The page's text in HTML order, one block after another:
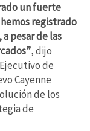
un fuerte
registrado
pesar de las
, dijo
de
Cayenne
de los
de